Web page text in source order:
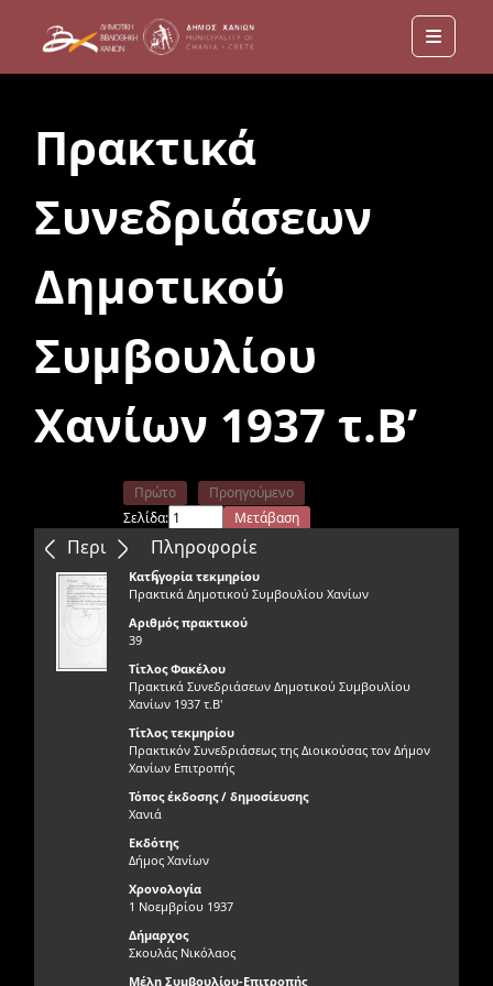
Menu
Πρακτικά
Συνεδριάσεων
Δημοτικού
Συμβουλίου
Χανίων 1937 τ.Β’
Περιεχόμενα
Πρώτο
Προηγούμενο
Σελίδα:
Μετάβαση
Επόμενο
Τελευταίο
Πληροφορίε
ς
Κατηγορία τεκμηρίου
Πρακτικά Δημοτικού Συμβουλίου Χανίων
Αριθμός πρακτικού
39
Τίτλος Φακέλου
Πρακτικά Συνεδριάσεων Δημοτικού Συμβουλίου
Χανίων 1937 τ.Β'
Τίτλος τεκμηρίου
Πρακτικόν Συνεδριάσεως της Διοικούσας τον Δήμον
Χανίων Επιτροπής
Τόπος έκδοσης / δημοσίευσης
Χανιά
Εκδότης
Δήμος Χανίων
Χρονολογία
1 Νοεμβρίου 1937
Δήμαρχος
Σκουλάς Νικόλαος
Μέλη Συμβουλίου-Επιτροπής